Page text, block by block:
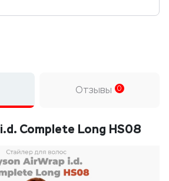
Отзывы 0
Complete Long HS08